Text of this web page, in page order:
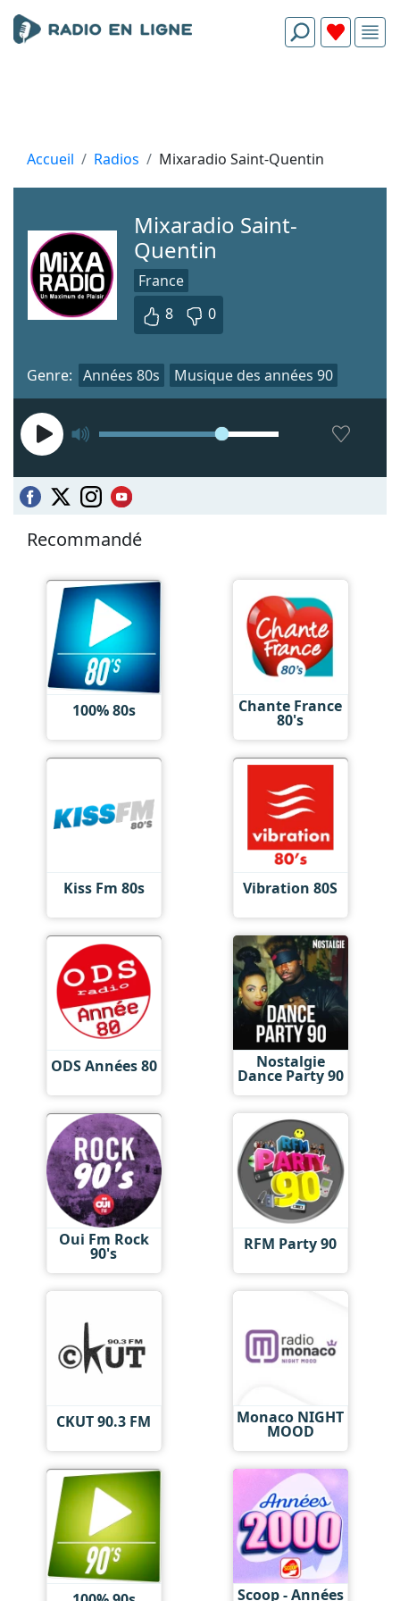
Accueil Radios Mixaradio Saint-Quentin
Mixaradio Saint-
Quentin
France
8
0
Genre: Années 80s Musique des années 90
Recommandé
100% 80s Chante France
80's
Kiss Fm 80s Vibration 80S
ODS Années 80 Nostalgie
Dance Party 90
Oui Fm Rock
90's RFM Party 90
CKUT 90.3 FM Monaco NIGHT
MOOD
Scoop - Années